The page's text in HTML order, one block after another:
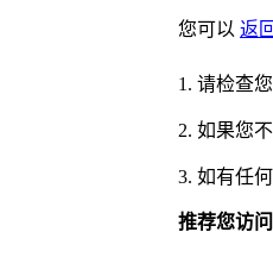
您可以 返
1. 请检查
2. 如果您
3. 如有任
推荐您访问